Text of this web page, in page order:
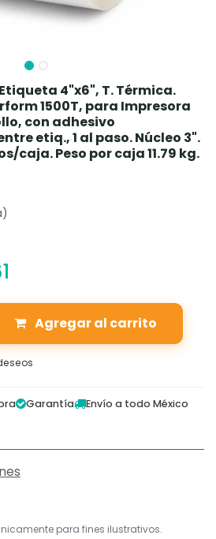
Etiqueta 4"x6", T. Térmica.
1500T, para Impresora
con adhesivo
etiq., 1 al paso. Núcleo 3".
caja. Peso por caja 11.79 kg.
Agregar al carrito
Garantía Envío a todo México
para fines ilustrativos.